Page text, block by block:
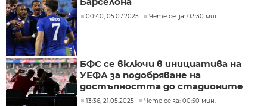
00:40, 05.07.2025 Чете се за: 03:30 мин.
БФС се включи в инициатива на
УЕФА за подобряване на
достъпността до стадионите
13:36, 21.05.2025 Чете се за: 00:50 мин.